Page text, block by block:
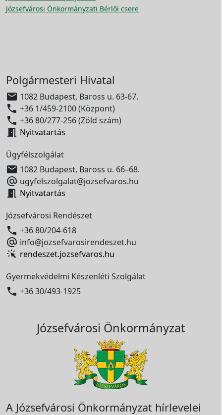
Józsefvárosi Önkormányzati Bérlői csere
Polgármesteri Hivatal
 1082 Budapest, Baross u. 63-67.
 +36 1/459-2100 (Központ)
 +36 80/277-256 (Zöld szám)
 Nyitvatartás
Ügyfélszolgálat
 1082 Budapest, Baross u. 66–68.
 ugyfelszolgalat@jozsefvaros.hu
 Nyitvatartás
Józsefvárosi Rendészet
 +36 80/204-618
 info@jozsefvarosirendeszet.hu
rendeszet.jozsefvaros.hu
Gyermekvédelmi Készenléti Szolgálat
 +36 30/493-1925
Józsefvárosi Önkormányzat
A Józsefvárosi Önkormányzat hírlevelei